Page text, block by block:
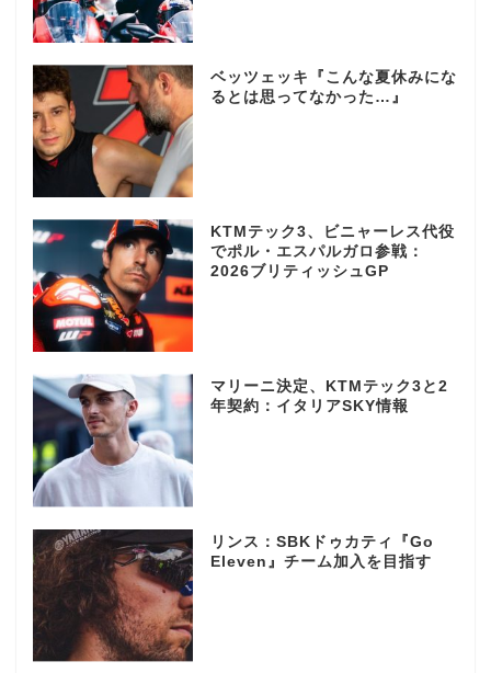
ベッツェッキ『こんな夏休みにな
るとは思ってなかった…』
KTMテック3、ビニャーレス代役
でポル・エスパルガロ参戦：
2026ブリティッシュGP
マリーニ決定、KTMテック3と2
年契約：イタリアSKY情報
リンス：SBKドゥカティ『Go
Eleven』チーム加入を目指す